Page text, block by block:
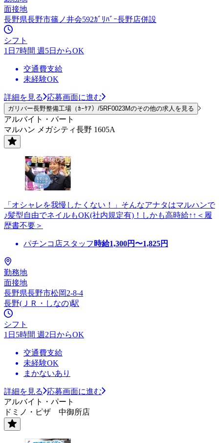
面接地
長野県長野市篠ノ井会592ｶﾞﾘﾊﾞｰ長野店併設
シフト
1日7時間 週5日からOK
交通費支給
未経験OK
詳細を見る 応募画面に進む
ガリバー長野整備工場（ｶｰｹｱ）/5RF0023Mのその他の求人を見る
アルバイト・パート
マルハン メガシティ長野 1605A
「オシャレを我慢したくない！」そんなアナタはマルハンで
♪髪型自由でネイルもOK(社内規定有)！しかも高時給↑↑＜履
歴書不要＞
パチンコ店スタッフ 時給1,300円〜1,825円
勤務地
面接地
長野県長野市松岡2-8-4
長野(ＪＲ・しなの)駅
シフト
1日5時間 週2日からOK
交通費支給
未経験OK
まかないあり
詳細を見る
応募画面に進む
アルバイト・パート
ドミノ・ピザ 中御所店